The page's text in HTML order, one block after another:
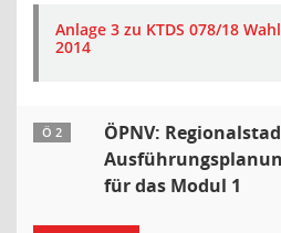
Anlage 3 zu KTDS 078/18
2014
Ö 2
ÖPNV:
für das Modul 1